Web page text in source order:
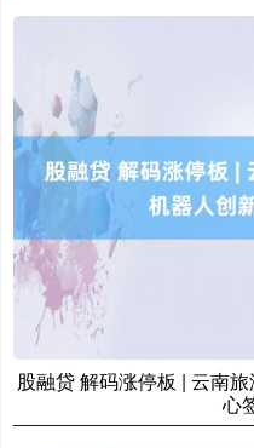
股融贷 解码涨停板 | 云南
心